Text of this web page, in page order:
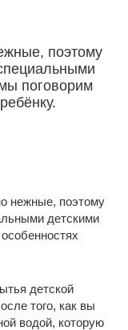
поэтому
поговорим
нежные, поэтому
детскими
детской
того, как вы
водой, которую